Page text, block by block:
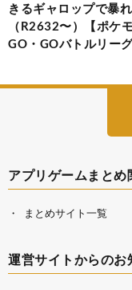
きるギャロップで暴
（R2632〜）【ポケ
GO・GOバトルリーグ
アプリゲームまとめ
まとめサイト一覧
運営サイトからのお